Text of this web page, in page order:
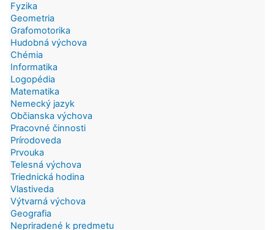
Fyzika
Geometria
Grafomotorika
Hudobná výchova
Chémia
Informatika
Logopédia
Matematika
Nemecký jazyk
Občianska výchova
Pracovné činnosti
Prírodoveda
Prvouka
Telesná výchova
Triednická hodina
Vlastiveda
Výtvarná výchova
Geografia
Nepriradené k predmetu